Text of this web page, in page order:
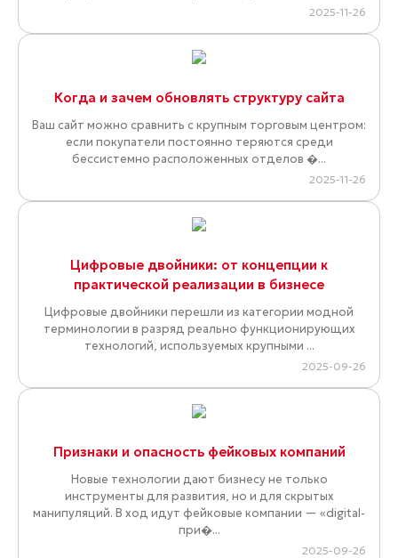
2025-11-26
Когда и зачем обновлять структуру сайта
Ваш сайт можно сравнить с крупным торговым центром:
если покупатели постоянно теряются среди
бессистемно расположенных отделов �...
2025-11-26
Цифровые двойники: от концепции к
практической реализации в бизнесе
Цифровые двойники перешли из категории модной
терминологии в разряд реально функционирующих
технологий, используемых крупными ...
2025-09-26
Признаки и опасность фейковых компаний
Новые технологии дают бизнесу не только
инструменты для развития, но и для скрытых
манипуляций. В ход идут фейковые компании — «digital-
при�...
2025-09-26